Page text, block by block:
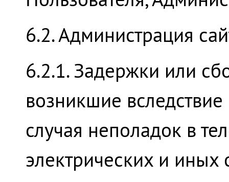
6.2. Администрация
6.2.1. Задержки или
возникшие
случая неполадок в
электрических и